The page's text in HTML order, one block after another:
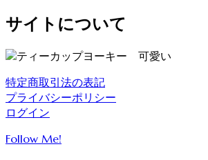
サイトについて
特定商取引法の表記
プライバシーポリシー
ログイン
Follow Me!